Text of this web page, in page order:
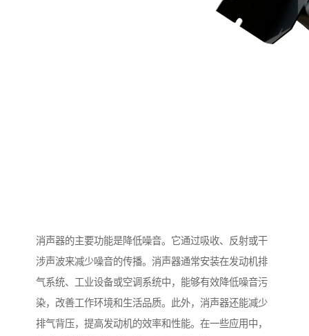
消声器的主要功能是降低噪音。它通过吸收、反射或干
涉声波来减少噪音的传播。消声器通常安装在发动机排
气系统、工业设备或空调系统中，能够有效降低噪音污
染，改善工作环境和生活品质。此外，消声器还能减少
排气背压，提高发动机的效率和性能。在一些应用中，